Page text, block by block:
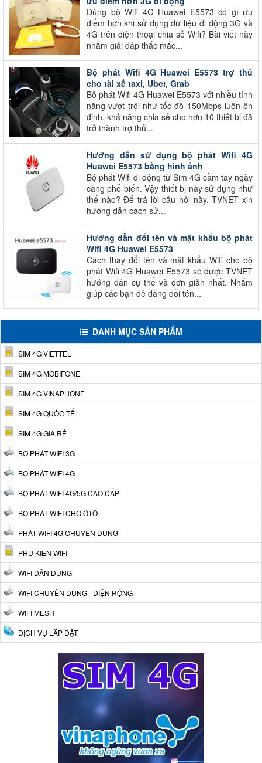
Dùng bộ Wifi 4G Huawei E5573 có gì ưu
điểm hơn khi sử dụng dữ liệu di động 3G và
4G trên điện thoại chia sẻ Wifi? Bài viết này
nhằm giải đáp thắc mắc...
Bộ phát Wifi 4G Huawei E5573 trợ thủ
cho tài xế taxi, Uber, Grab
Bộ phát Wifi 4G Huawei E5573 với nhiều tính
năng vượt trội như tốc độ 150Mbps luôn ôn
định, khả năng chia sẻ cho hơn 10 thiết bị đã
trở thành trợ thủ...
Hướng dẫn sử dụng bộ phát Wifi 4G
Huawei E5573 bằng hình ảnh
Bộ phát Wifi di động từ Sim 4G cầm tay ngày
càng phổ biến. Vậy thiết bị này sử dụng như
thế nào? Để trả lời câu hỏi này, TVNET xin
hướng dẫn cách sử...
Hướng dẫn đổi tên và mật khẩu bộ phát
Wifi 4G Huawei E5573
Cách thay đổi tên và mật khẩu Wifi cho bộ
phát Wifi 4G Huawei E5573 sẽ được TVNET
hướng dẫn cụ thể và đơn giản nhất. Nhắm
giúp các bạn dễ dàng đổi tên...
DANH MỤC SẢN PHẨM
SIM 4G VIETTEL
SIM 4G MOBIFONE
SIM 4G VINAPHONE
SIM 4G QUỐC TẾ
SIM 4G GIÁ RẺ
BỘ PHÁT WIFI 3G
BỘ PHÁT WIFI 4G
BỘ PHÁT WIFI 4G/5G CAO CẤP
BỘ PHÁT WIFI CHO ÔTÔ
PHÁT WIFI 4G CHUYÊN DỤNG
PHỤ KIỆN WIFI
WIFI DÂN DỤNG
WIFI CHUYÊN DỤNG - DIỆN RỘNG
WIFI MESH
DỊCH VỤ LẮP ĐẶT